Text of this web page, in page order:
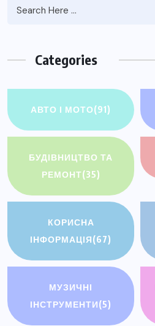
Categories
АВТО І МОТО(91)
БУДІВНИЦТВО ТА
РЕМОНТ(35)
КОРИСНА
ІНФОРМАЦІЯ(67)
МУЗИЧНІ
ІНСТРУМЕНТИ(5)